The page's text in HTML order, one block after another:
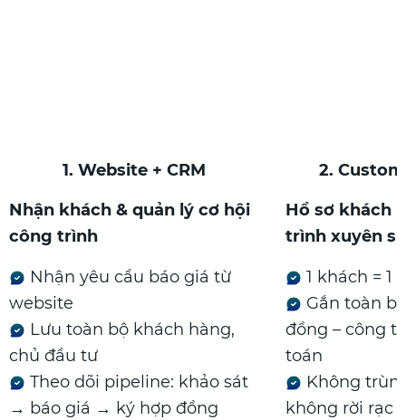
1. Website + CRM
Nhận khách & quản lý cơ hội
công trình
Nhận yêu cầu báo giá từ
website
Lưu toàn bộ khách hàng,
chủ đầu tư
Theo dõi pipeline: khảo sát
→ báo giá → ký hợp đồng
2.
Hồ sơ khách
trình xuyên
1 khách = 1
Gắn toàn
đồng – công
toán
Không
không rời rạc